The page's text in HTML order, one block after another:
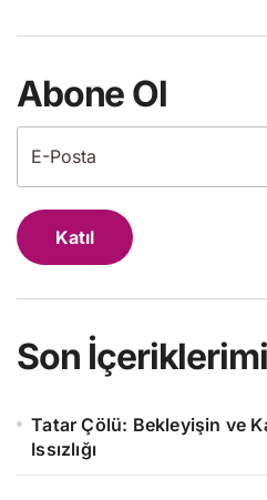
Abone Ol
Katıl
Son
Tatar Çölü: Bekleyişin ve
Issızlığı